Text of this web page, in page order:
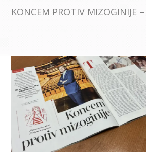
KONCEM PROTIV MIZOGINIJE